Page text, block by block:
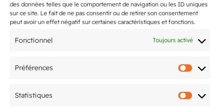
des données telles que le comportement de navigation ou les ID uniques
sur ce site. Le fait de ne pas consentir ou de retirer son consentement
peut avoir un effet négatif sur certaines caractéristiques et fonctions.
Fonctionnel Toujours activé
Préférences
Statistiques
5ème édition du Tournoi National
organisé par le CAM Tennis de Table